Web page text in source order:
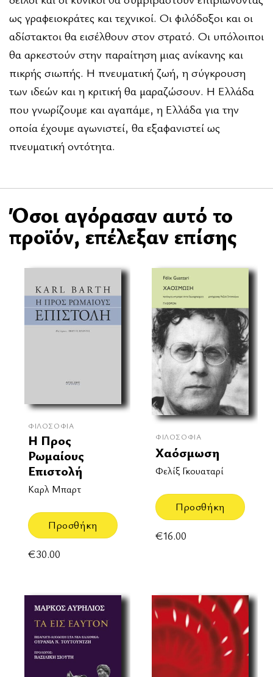
ως γραφειοκράτες και τεχνικοί. Οι φιλόδοξοι και οι
αδίστακτοι θα εισέλθουν στον στρατό. Οι υπόλοιποι
θα αρκεστούν στην παραίτηση μιας ανίκανης και
πικρής σιωπής. Η πνευματική ζωή, η σύγκρουση
των ιδεών και η κριτική θα μαραζώσουν. Η Ελλάδα
που γνωρίζουμε και αγαπάμε, η Ελλάδα για την
οποία έχουμε αγωνιστεί, θα εξαφανιστεί ως
πνευματική οντότητα.
Όσοι αγόρασαν αυτό το
προϊόν, επέλεξαν επίσης
ΦΙΛΟΣΟΦΊΑ
Η Προς
Ρωμαίους
Επιστολή
Καρλ Μπαρτ
Προσθήκη
€30.00
ΦΙΛΟΣΟΦΊΑ
Χαόσμωση
Φελίξ Γκουαταρί
Προσθήκη
€16.00